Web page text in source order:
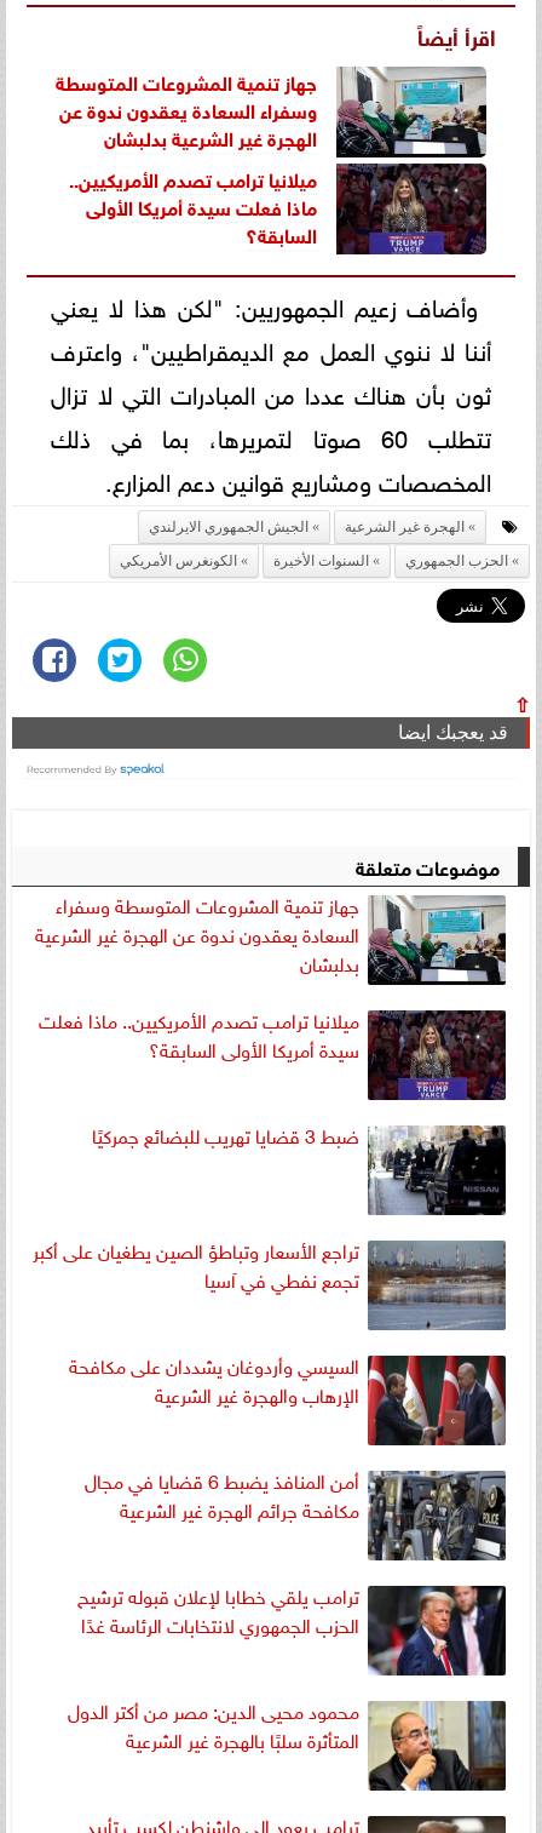
اقرأ أيضاً
جهاز تنمية المشروعات المتوسطة
وسفراء السعادة يعقدون ندوة عن
الهجرة غير الشرعية بدلبشان
ميلانيا ترامب تصدم الأمريكيين..
ماذا فعلت سيدة أمريكا الأولى
السابقة؟
وأضاف زعيم الجمهوريين: "لكن هذا لا يعني
أننا لا ننوي العمل مع الديمقراطيين"، واعترف
ثون بأن هناك عددا من المبادرات التي لا تزال
تتطلب 60 صوتا لتمريرها، بما في ذلك
المخصصات ومشاريع قوانين دعم المزارع.
الهجرة غير الشرعية
الجيش الجمهوري الايرلندي
الحزب الجمهوري
السنوات الأخيرة الكونغرس الأمريكي
⇧
قد يعجبك ايضا
موضوعات متعلقة
جهاز تنمية المشروعات المتوسطة وسفراء
السعادة يعقدون ندوة عن الهجرة غير الشرعية
بدلبشان
ميلانيا ترامب تصدم الأمريكيين.. ماذا فعلت
سيدة أمريكا الأولى السابقة؟
ضبط 3 قضايا تهريب للبضائع جمركيًا
تراجع الأسعار وتباطؤ الصين يطغيان على أكبر
تجمع نفطي في آسيا
السيسي وأردوغان يشددان على مكافحة
الإرهاب والهجرة غير الشرعية
أمن المنافذ يضبط 6 قضايا في مجال
مكافحة جرائم الهجرة غير الشرعية
ترامب يلقي خطابا لإعلان قبوله ترشيح
الحزب الجمهوري لانتخابات الرئاسة غدًا
محمود محيى الدين: مصر من أكتر الدول
المتأثرة سلبًا بالهجرة غير الشرعية
ترامب يعود إلى واشنطن لكسب تأييد